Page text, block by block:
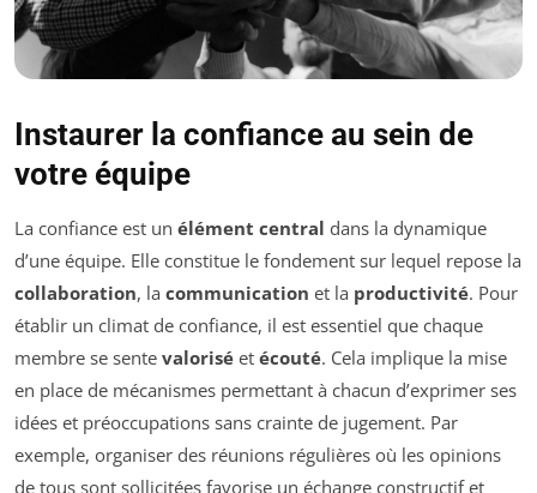
Instaurer la confiance au sein de
votre équipe
La confiance est un élément central dans la dynamique
d’une équipe. Elle constitue le fondement sur lequel repose la
collaboration, la communication et la productivité. Pour
établir un climat de confiance, il est essentiel que chaque
membre se sente valorisé et écouté. Cela implique la mise
en place de mécanismes permettant à chacun d’exprimer ses
idées et préoccupations sans crainte de jugement. Par
exemple, organiser des réunions régulières où les opinions
de tous sont sollicitées favorise un échange constructif et